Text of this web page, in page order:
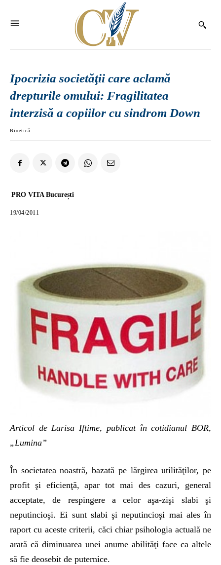
Ipocrizia societăţii care aclamă
drepturile omului: Fragilitatea
interzisă a copiilor cu sindrom Down
Bioetică
PRO VITA București
19/04/2011
Articol de Larisa Iftime, publicat în cotidianul BOR,
„Lumina”
În societatea noastră, bazată pe lărgirea utilităţilor, pe
profit şi eficienţă, apar tot mai des cazuri, general
acceptate, de respingere a celor aşa-zişi slabi şi
neputincioşi. Ei sunt slabi şi neputincioşi mai ales în
raport cu aceste criterii, căci chiar psihologia actuală ne
arată că diminuarea unei anume abilităţi face ca altele
să fie deosebit de puternice.